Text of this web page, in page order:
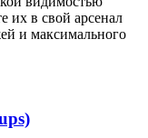
их в свой арсенал
и максимального